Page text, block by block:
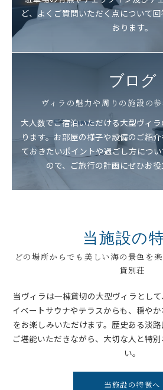
ど、よくご質問いただく点について
おります。
ブログ
ヴィラの魅力や周りの施設の
大人数でご宿泊いただける大型ヴィ
ります。お部屋の様子や設備のご紹
ておきたいポイントや過ごし方につ
ので、ご旅行の計画にぜひお役
どの場所からでも美しい海の景色を
貸別荘
当施設の
当ヴィラは一棟貸切の大型ヴィラとし
イベートサウナやテラスからも、穏や
をお楽しみいただけます。歴史ある淡
ご堪能いただきながら、大切な人と特
い。
当施設の特徴へ